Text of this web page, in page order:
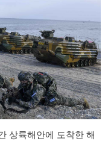
상륙해안에 도착한 해